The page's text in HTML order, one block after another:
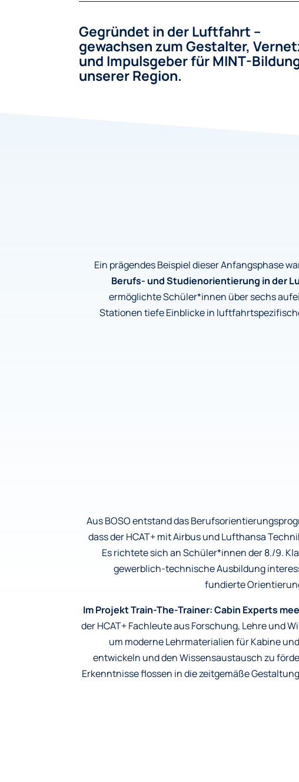
Gegründet in der Luftfahrt –
gewachsen zum Gestalter,
und Impulsgeber für MINT-
unserer Region.
Ein prägendes Beispiel dieser Anfangsphase
Berufs- und Studienorientierung in der
ermöglichte Schüler*innen über sechs
Stationen tiefe Einblicke in
Aus BOSO entstand das
dass der HCAT+ mit Airbus und Lufthansa
Es richtete sich an Schüler*innen der 8./9.
gewerblich-technische Ausbildung
fundierte
Im Projekt Train-The-Trainer: Cabin Experts
der HCAT+ Fachleute aus Forschung, Lehre und
um moderne Lehrmaterialien für Kabine
entwickeln und den Wissensaustausch zu
Erkenntnisse flossen in die zeitgemäße